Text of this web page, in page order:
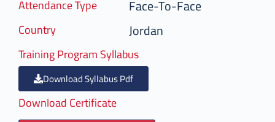
Attendance Type Face-To-Face
Country Jordan
Training Program Syllabus
Download Syllabus Pdf
Download Certificate